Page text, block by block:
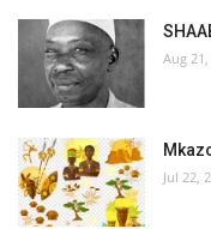
Aug
Jul 22,